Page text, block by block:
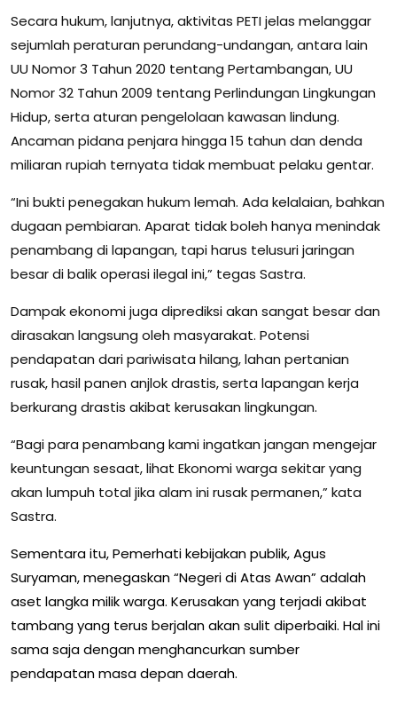
Secara hukum, lanjutnya, aktivitas PETI jelas melanggar
sejumlah peraturan perundang-undangan, antara lain
UU Nomor 3 Tahun 2020 tentang Pertambangan, UU
Nomor 32 Tahun 2009 tentang Perlindungan Lingkungan
Hidup, serta aturan pengelolaan kawasan lindung.
Ancaman pidana penjara hingga 15 tahun dan denda
miliaran rupiah ternyata tidak membuat pelaku gentar.
“Ini bukti penegakan hukum lemah. Ada kelalaian, bahkan
dugaan pembiaran. Aparat tidak boleh hanya menindak
penambang di lapangan, tapi harus telusuri jaringan
besar di balik operasi ilegal ini,” tegas Sastra.
Dampak ekonomi juga diprediksi akan sangat besar dan
dirasakan langsung oleh masyarakat. Potensi
pendapatan dari pariwisata hilang, lahan pertanian
rusak, hasil panen anjlok drastis, serta lapangan kerja
berkurang drastis akibat kerusakan lingkungan.
“Bagi para penambang kami ingatkan jangan mengejar
keuntungan sesaat, lihat Ekonomi warga sekitar yang
akan lumpuh total jika alam ini rusak permanen,” kata
Sastra.
Sementara itu, Pemerhati kebijakan publik, Agus
Suryaman, menegaskan “Negeri di Atas Awan” adalah
aset langka milik warga. Kerusakan yang terjadi akibat
tambang yang terus berjalan akan sulit diperbaiki. Hal ini
sama saja dengan menghancurkan sumber
pendapatan masa depan daerah.